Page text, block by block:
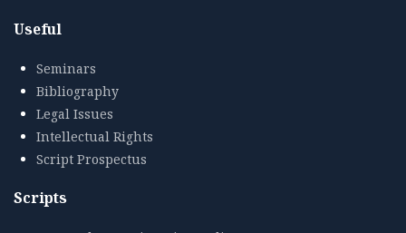
Useful
Seminars
Bibliography
Legal Issues
Intellectual Rights
Script Prospectus
Scripts